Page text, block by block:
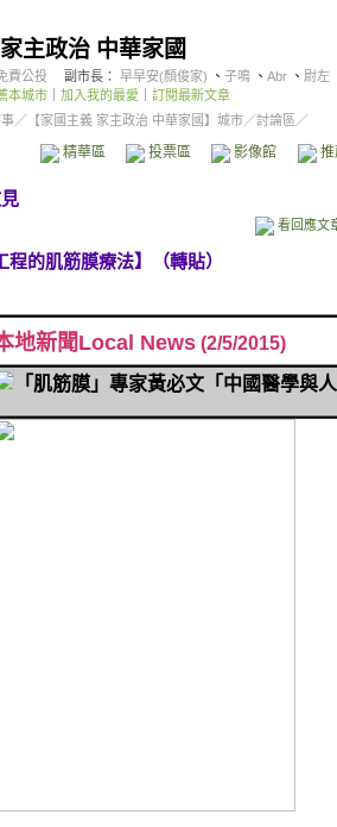
主政治 中華家國
費公投 副市長： 早早安(顏俊家) 、 子鳴 、 Abr 、 尉左
本城市 加入我的最愛
訂閱最新文章
／ 【家國主義 家主政治 中華家國】城市／討論區／
精華區 投票區 影像館
看回應文
程的肌筋膜療法】（轉貼）
地新聞Local News (2/5/2015)
「肌筋膜」專家黃必文「中國醫學與